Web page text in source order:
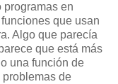
programas en
que usan
Algo que parecía
que está más
una función de
de